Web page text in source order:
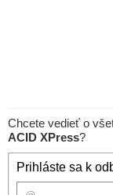
Chcete vedieť o
ACID XPress?
Prihláste sa k